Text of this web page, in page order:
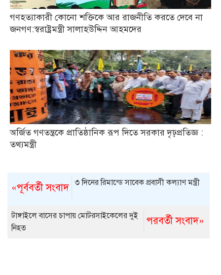
গণহত্যাকারী কোনো শক্তিকে আর রাজনীতি করতে দেবে না
জনগণ:স্বরাষ্ট্রমন্ত্রী সালাহউদ্দিন আহমদের
অর্জিত গণতন্ত্রকে প্রাতিষ্ঠানিক রূপ দিতে সরকার দৃঢ়প্রতিজ্ঞ :
তথ্যমন্ত্রী
«পূর্ববর্তী সংবাদ ৩ দিনের রিমান্ডে সাবেক প্রবাসী কল্যাণ মন্ত্রী
পরবর্তী সংবাদ»
টাঙ্গাইলে বাসের চাপায় মোটরসাইকেলের দুই
নিহত